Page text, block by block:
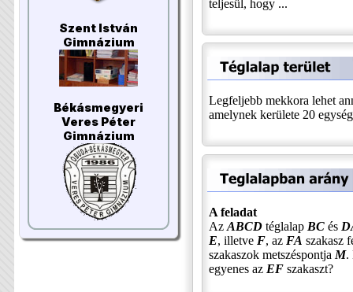
Szent István
Gimnázium
Békásmegyeri
Veres Péter
Gimnázium
teljesül, hogy ...
Legfeljebb mekkora lehet
amelynek kerülete 20
A feladat
AzABCD téglalap BC és
E, illetve F, az FA szakasz
szakaszok metszéspontja M.
egyenes az EF szakaszt?